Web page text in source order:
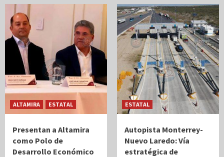
ALTAMIRA ESTATAL
Presentan a Altamira
como Polo de
Desarrollo Económico
ESTATAL
Autopista Monterrey-
Nuevo Laredo: Vía
estratégica de